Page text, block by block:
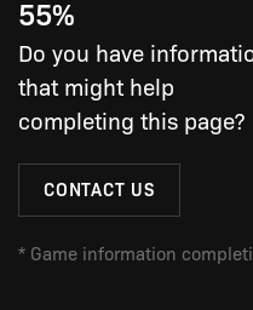
55%
Do you have
that might help
completing this page?
CONTACT US
* Game information